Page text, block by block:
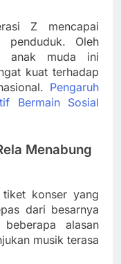
Z mencapai
Oleh
anak muda ini
kuat terhadap
Pengaruh
Bermain Sosial
Menabung
tiket konser yang
dari besarnya
alasan
musik terasa